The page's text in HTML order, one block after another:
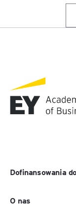
Dofinansowania
O nas